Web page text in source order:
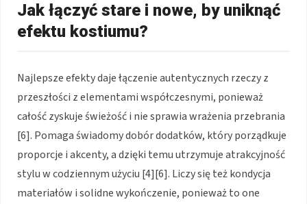
Jak łączyć stare i nowe, by uniknąć
efektu kostiumu?
Najlepsze efekty daje łączenie autentycznych rzeczy z
przeszłości z elementami współczesnymi, ponieważ
całość zyskuje świeżość i nie sprawia wrażenia przebrania
[6]. Pomaga świadomy dobór dodatków, który porządkuje
proporcje i akcenty, a dzięki temu utrzymuje atrakcyjność
stylu w codziennym użyciu [4][6]. Liczy się też kondycja
materiałów i solidne wykończenie, ponieważ to one